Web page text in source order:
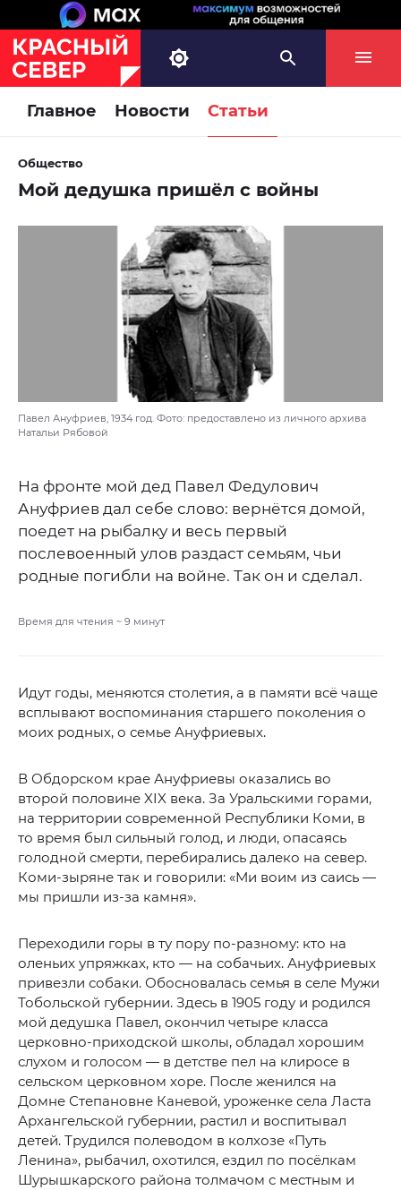
Главное Новости Статьи
Общество
Мой дедушка пришёл с войны
Павел Ануфриев, 1934 год. Фото: предоставлено из личного архива
Натальи Рябовой
На фронте мой дед Павел Федулович
Ануфриев дал себе слово: вернётся домой,
поедет на рыбалку и весь первый
послевоенный улов раздаст семьям, чьи
родные погибли на войне. Так он и сделал.
Время для чтения ~ 9 минут
Идут годы, меняются столетия, а в памяти всё чаще
всплывают воспоминания старшего поколения о
моих родных, о семье Ануфриевых.
В Обдорском крае Ануфриевы оказались во
второй половине XIX века. За Уральскими горами,
на территории современной Республики Коми, в
то время был сильный голод, и люди, опасаясь
голодной смерти, перебирались далеко на север.
Коми-зыряне так и говорили: «Ми воим из саись —
мы пришли из-за камня».
Переходили горы в ту пору по-разному: кто на
оленьих упряжках, кто — на собачьих. Ануфриевых
привезли собаки. Обосновалась семья в селе Мужи
Тобольской губернии. Здесь в 1905 году и родился
мой дедушка Павел, окончил четыре класса
церковно-приходской школы, обладал хорошим
слухом и голосом — в детстве пел на клиросе в
сельском церковном хоре. После женился на
Домне Степановне Каневой, уроженке села Ласта
Архангельской губернии, растил и воспитывал
детей. Трудился полеводом в колхозе «Путь
Ленина», рыбачил, охотился, ездил по посёлкам
Шурышкарского района толмачом с местным и